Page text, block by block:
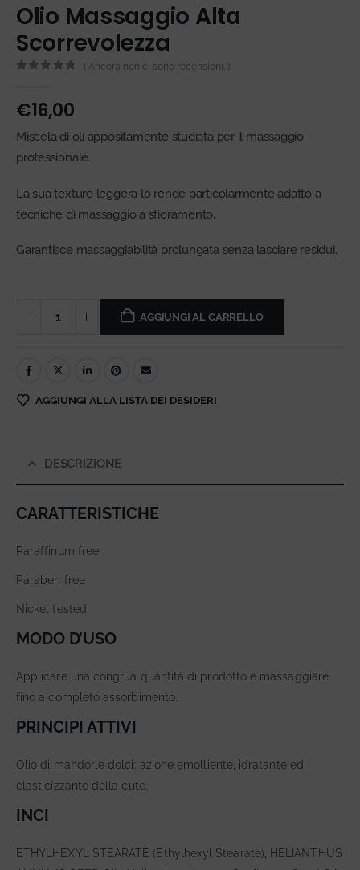
Olio Massaggio Alta
Scorrevolezza
( Ancora non ci sono recensioni. )
€16,00
Miscela di oli appositamente studiata per il massaggio
professionale.
La sua texture leggera lo rende particolarmente adatto a
tecniche di massaggio a sfioramento.
Garantisce massaggiabilità prolungata senza lasciare residui.
AGGIUNGI AL CARRELLO
AGGIUNGI ALLA LISTA DEI DESIDERI
DESCRIZIONE
CARATTERISTICHE
Paraffinum free
Paraben free
Nickel tested
MODO D’USO
Applicare una congrua quantità di prodotto e massaggiare
fino a completo assorbimento.
PRINCIPI ATTIVI
Olio di mandorle dolci: azione emolliente, idratante ed
elasticizzante della cute.
INCI
ETHYLHEXYL STEARATE (Ethylhexyl Stearate), HELIANTHUS